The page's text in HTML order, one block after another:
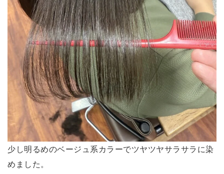
少し明るめのベージュ系カラーでツヤツヤサラサラに染
めました。